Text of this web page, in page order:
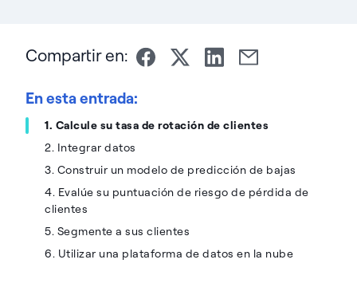
Compartir en:
En esta entrada:
1. Calcule su tasa de rotación de clientes
2. Integrar datos
3. Construir un modelo de predicción de bajas
4. Evalúe su puntuación de riesgo de pérdida de
clientes
5. Segmente a sus clientes
6. Utilizar una plataforma de datos en la nube